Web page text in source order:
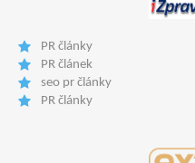
PR články
PR článek
seo pr články
PR články